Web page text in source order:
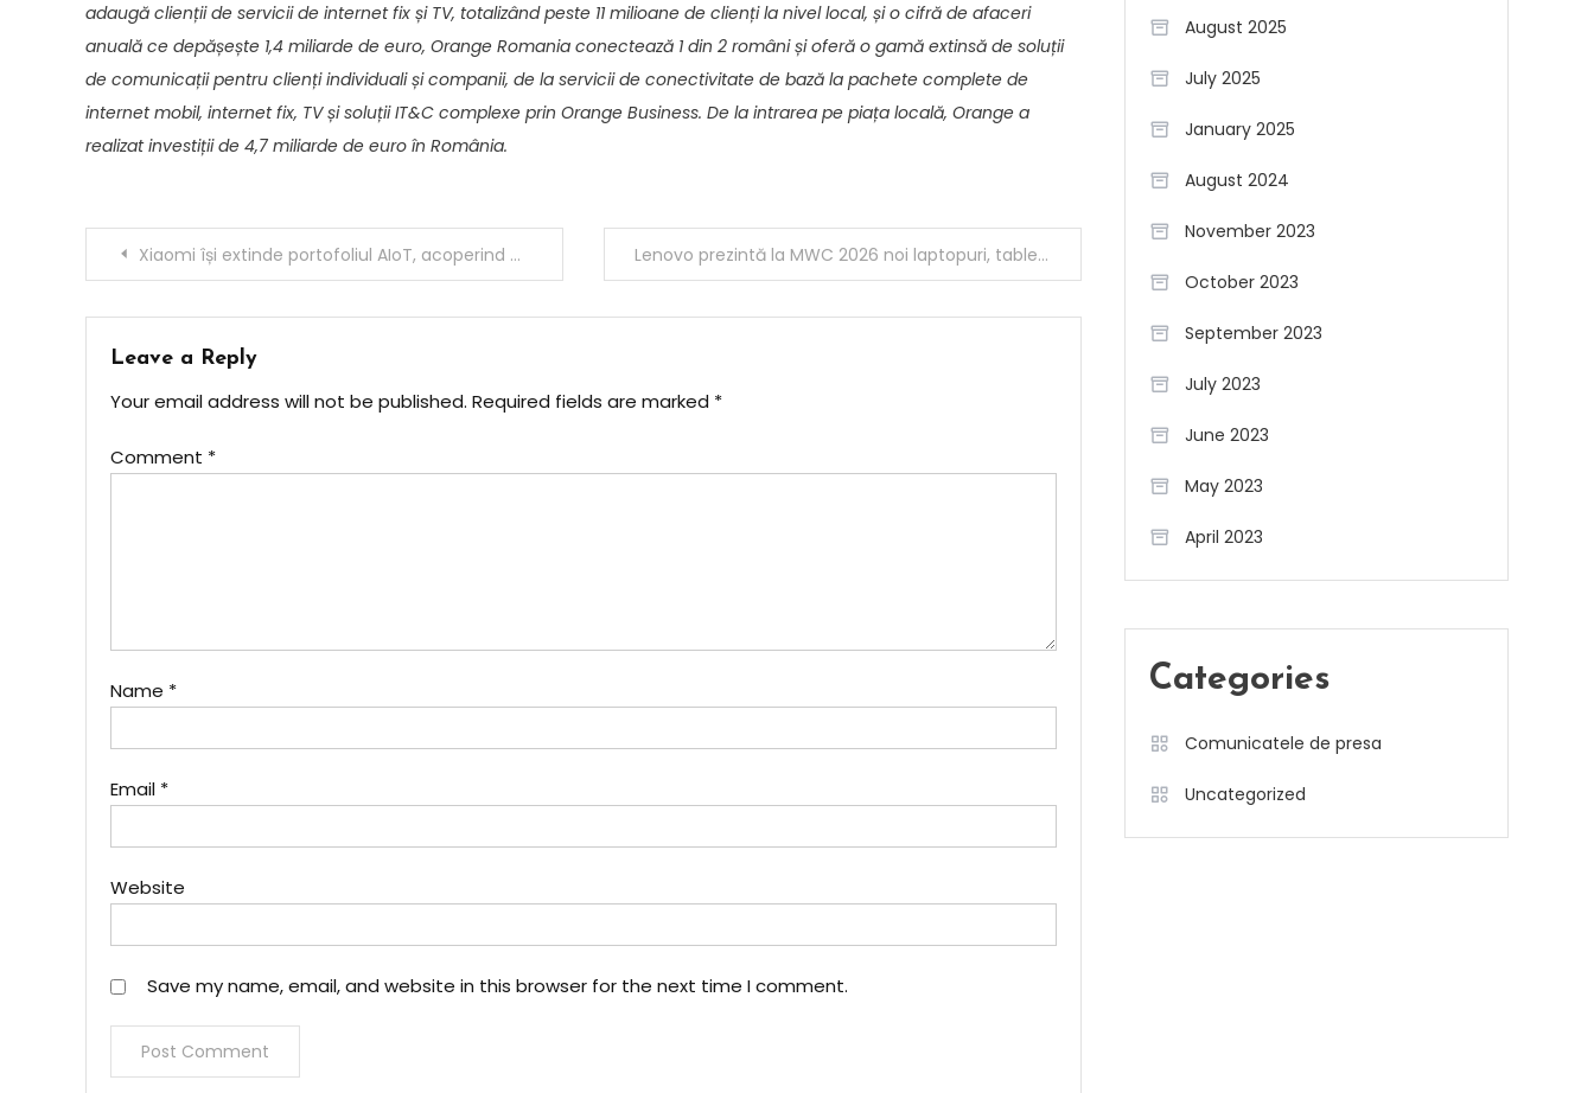
adaugă clienții de servicii de internet fix și TV, totalizând peste 11 milioane de clienți la nivel local, și o cifră de afaceri
anuală ce depășește 1,4 miliarde de euro, Orange Romania conectează 1 din 2 români și oferă o gamă extinsă de soluții
de comunicații pentru clienți individuali și companii, de la servicii de conectivitate de bază la pachete complete de
internet mobil, internet fix, TV și soluții IT&C complexe prin Orange Business. De la intrarea pe piața locală, Orange a
realizat investiții de 4,7 miliarde de euro în România.
PostXiaomi își extinde portofoliul AIoT, acoperind mobilitatea, dispozitivele wearable și produsele esențiale de zi cu zi Lenovo prezintă la MWC 2026 noi laptopuri, tablete și dispozitive concept cu AI pentru segmentul consumer
Leave a Reply
Your email address will not be published. Required fields are marked *
Comment *
Name *
Email *
Website
Save my name, email, and website in this browser for the next time I comment.
August 2025
July 2025
January 2025
August 2024
November 2023
October 2023
September 2023
July 2023
June 2023
May 2023
April 2023
Categories
Comunicatele de presa
Uncategorized